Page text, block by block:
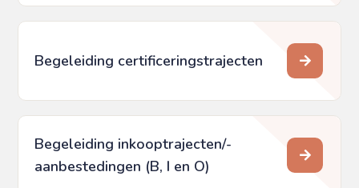
Begeleiding certificeringstrajecten
Begeleiding inkooptrajecten/­
aanbestedingen (B, I en O)